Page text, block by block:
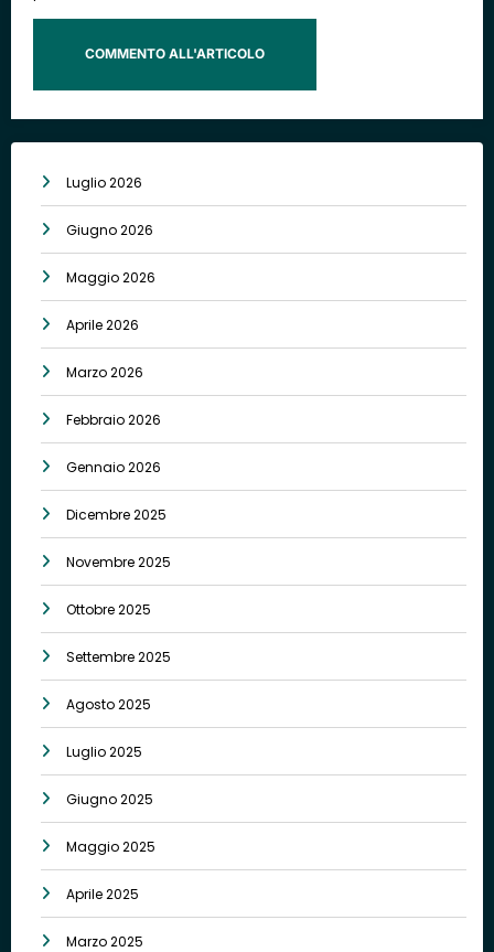
Luglio 2026
Giugno 2026
Maggio 2026
Aprile 2026
Marzo 2026
Febbraio 2026
Gennaio 2026
Dicembre 2025
Novembre 2025
Ottobre 2025
Settembre 2025
Agosto 2025
Luglio 2025
Giugno 2025
Maggio 2025
Aprile 2025
Marzo 2025